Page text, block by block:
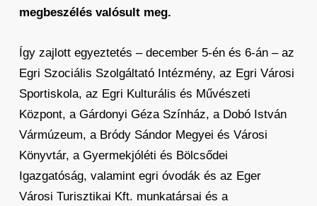
megbeszélés valósult meg.
Így zajlott egyeztetés – december 5-én és 6-án – az
Egri Szociális Szolgáltató Intézmény, az Egri Városi
Sportiskola, az Egri Kulturális és Művészeti
Központ, a Gárdonyi Géza Színház, a Dobó István
Vármúzeum, a Bródy Sándor Megyei és Városi
Könyvtár, a Gyermekjóléti és Bölcsődei
Igazgatóság, valamint egri óvodák és az Eger
Városi Turisztikai Kft. munkatársai és a